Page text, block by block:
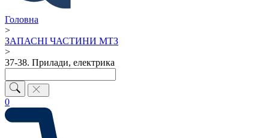
Головна
>
ЗАПАСНІ ЧАСТИНИ МТЗ
>
37-38. Прилади, електрика
0